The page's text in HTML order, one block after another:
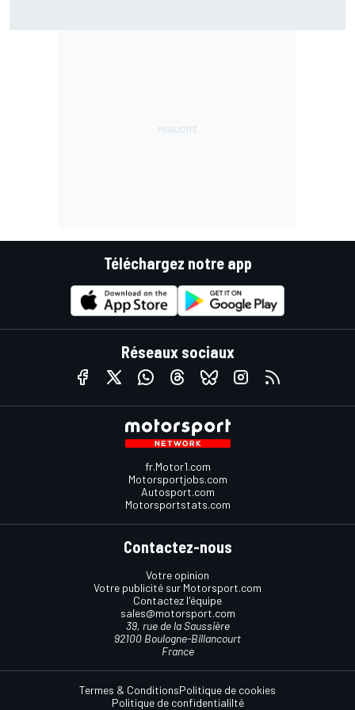
Téléchargez notre app
Réseaux sociaux
fr.Motor1.com
Motorsportjobs.com
Autosport.com
Motorsportstats.com
Contactez-nous
Votre opinion
Votre publicité sur Motorsport.com
Contactez l'équipe
sales@motorsport.com
39, rue de la Saussière
92100 Boulogne-Billancourt
France
Termes & ConditionsPolitique de cookies
Politique de confidentialilté